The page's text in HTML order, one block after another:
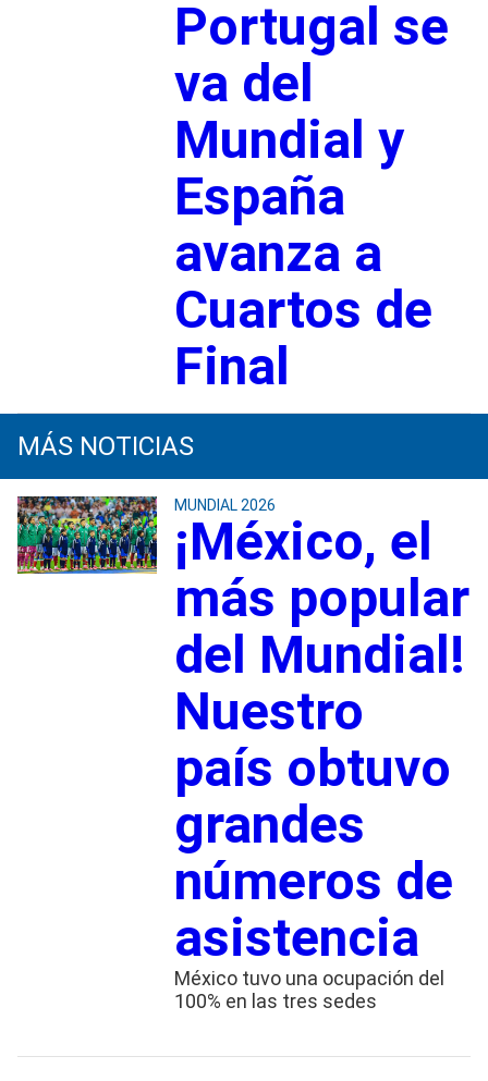
Portugal se
va del
Mundial y
España
avanza a
Cuartos de
Final
MÁS NOTICIAS
MUNDIAL 2026
¡México, el
más popular
del Mundial!
Nuestro
país obtuvo
grandes
números de
asistencia
México tuvo una ocupación del
100% en las tres sedes